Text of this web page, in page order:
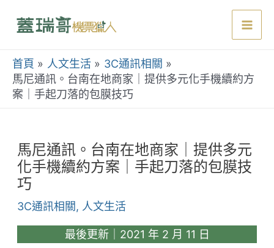
首頁 人文生活
3C通訊相關
馬尼通訊。台南在地商家｜提供多元化手機續約方
案｜手起刀落的包膜技巧
馬尼通訊。台南在地商家｜提供多元
化手機續約方案｜手起刀落的包膜技
巧
3C通訊相關, 人文生活
最後更新｜2021 年 2 月 11 日